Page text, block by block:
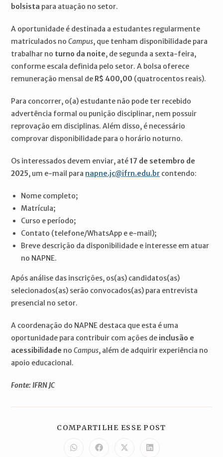
bolsista para atuação no setor.
A oportunidade é destinada a estudantes regularmente
matriculados noCampus, que tenham disponibilidade para
trabalhar no turno da noite, de segunda a sexta-feira,
conforme escala definida pelo setor. A bolsa oferece
remuneração mensal de R$ 400,00 (quatrocentos reais).
Para concorrer, o(a) estudante não pode ter recebido
advertência formal ou punição disciplinar, nem possuir
reprovação em disciplinas. Além disso, é necessário
comprovar disponibilidade para o horário noturno.
Os interessados devem enviar, até17 de setembro de
2025, um e-mail para napne.jc@ifrn.edu.br contendo:
Nome completo;
Matrícula;
Curso e período;
Contato (telefone/WhatsApp e e-mail);
Breve descrição da disponibilidade e interesse em atuar
no NAPNE.
Após análise das inscrições, os(as) candidatos(as)
selecionados(as) serão convocados(as) para entrevista
presencial no setor.
A coordenação do NAPNE destaca que esta é uma
oportunidade para contribuir com ações de inclusão e
acessibilidade noCampus, além de adquirir experiência no
apoio educacional.
Fonte: IFRN JC
COMPARTILHE ESSE POST
Abre Abre Abre Abre